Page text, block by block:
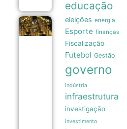
e o
Agente
dividem
Otelo
2026
empate
inédito
05/08
educação
eleições energia
Esporte finanças
Fiscalização
Futebol Gestão
governo
indústria
infraestrutura
investigação
investimento